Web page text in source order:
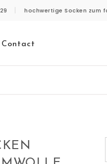
hochwertige Socken zum
Contact